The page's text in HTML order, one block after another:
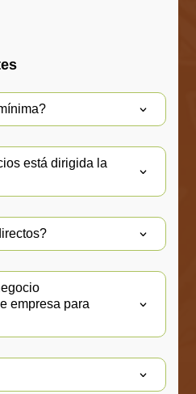
está dirigida la
empresa para